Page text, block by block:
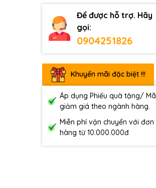
Để được hỗ trợ. Hãy
gọi:
0904251826
Khuyến mãi đặc biệt !!!
Áp dụng Phiếu quà tặng/ Mã
giảm giá theo ngành hàng.
Miễn phí vận chuyển với đơn
hàng từ 10.000.000đ